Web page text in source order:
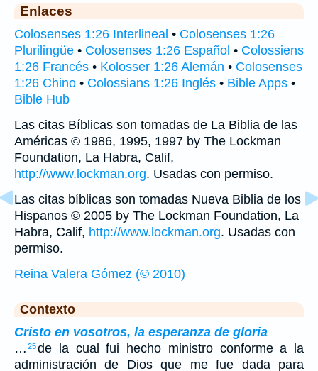
Enlaces
Colosenses 1:26 Interlineal • Colosenses 1:26
Plurilingüe • Colosenses 1:26 Español • Colossiens
1:26 Francés • Kolosser 1:26 Alemán • Colosenses
1:26 Chino • Colossians 1:26 Inglés • Bible Apps •
Bible Hub
Las citas Bíblicas son tomadas de La Biblia de las
Américas © 1986, 1995, 1997 by The Lockman
Foundation, La Habra, Calif,
http://www.lockman.org. Usadas con permiso.
Las citas bíblicas son tomadas Nueva Biblia de los
Hispanos © 2005 by The Lockman Foundation, La
Habra, Calif, http://www.lockman.org. Usadas con
permiso.
Reina Valera Gómez (© 2010)
Contexto
Cristo en vosotros, la esperanza de gloria
… 25de la cual fui hecho ministro conforme a la
administración de Dios que me fue dada para